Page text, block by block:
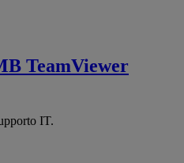
TeamViewer
IT.